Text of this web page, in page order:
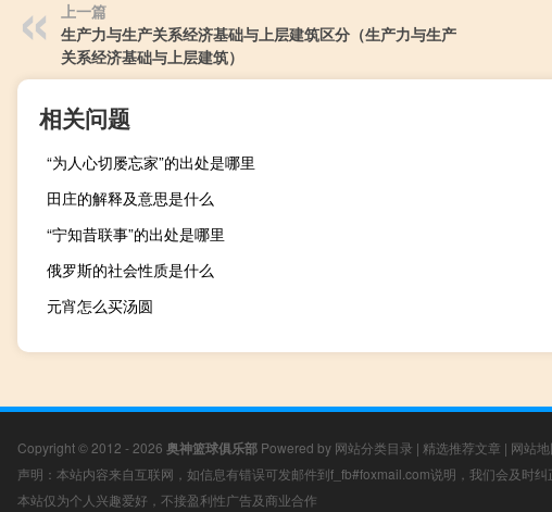
上一篇
生产力与生产关系经济基础与上层建筑区分（生产力与生产
关系经济基础与上层建筑）
相关问题
“为人心切屡忘家”的出处是哪里
田庄的解释及意思是什么
“宁知昔联事”的出处是哪里
俄罗斯的社会性质是什么
元宵怎么买汤圆
Copyright © 2012 - 2026 奥神篮球俱乐部 Powered by 网站分类目录 | 精选推荐文章 | 网站
声明：本站内容来自互联网，如信息有错误可发邮件到f_fb#foxmail.com说明，我们会及时纠
本站仅为个人兴趣爱好，不接盈利性广告及商业合作